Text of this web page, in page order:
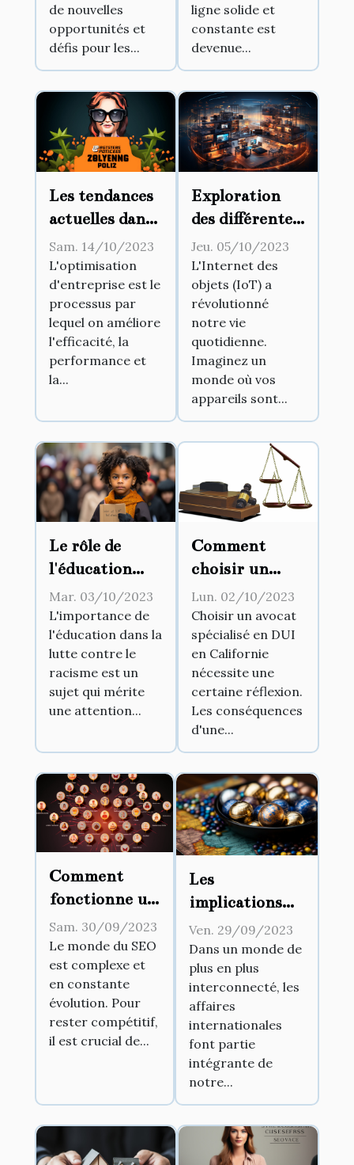
de nouvelles
opportunités et
défis pour les...
ligne solide et
constante est
devenue...
Les tendances
actuelles dans
l'optimisation
d'entreprise
Sam. 14/10/2023
L'optimisation
d'entreprise est le
processus par
lequel on améliore
l'efficacité, la
performance et
la...
Exploration
des différentes
utilisations de
l'IoT dans la
vie
quotidienne
Jeu. 05/10/2023
L'Internet des
objets (IoT) a
révolutionné
notre vie
quotidienne.
Imaginez un
monde où vos
appareils sont...
Le rôle de
l'éducation
dans la lutte
contre le
racisme
Mar. 03/10/2023
L'importance de
l'éducation dans la
lutte contre le
racisme est un
sujet qui mérite
une attention...
Comment
choisir un
avocat
spécialisé en
DUI en
Californie
Lun. 02/10/2023
Choisir un avocat
spécialisé en DUI
en Californie
nécessite une
certaine réflexion.
Les conséquences
d'une...
Comment
fonctionne un
extracteur de
sitemap et
pourquoi est-
il essentiel
pour le SEO ?
Sam. 30/09/2023
Le monde du SEO
est complexe et
en constante
évolution. Pour
rester compétitif,
il est crucial de...
Les
implications
juridiques des
affaires
internationales
Ven. 29/09/2023
Dans un monde de
plus en plus
interconnecté, les
affaires
internationales
font partie
intégrante de
notre...